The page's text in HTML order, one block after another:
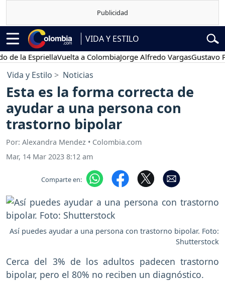
VIDA Y ESTILO
EspriellaVuelta a ColombiaJorge Alfredo VargasGustavo Petro
Vida y Estilo Noticias
Esta es la forma correcta de
ayudar a una persona con
trastorno bipolar
Por: Alexandra Mendez • Colombia.com
Mar, 14 Mar 2023 8:12 am
Comparte en:
Así puedes ayudar a una persona con trastorno bipolar. Foto:
Shutterstock
Cerca del 3% de los adultos padecen trastorno
bipolar, pero el 80% no reciben un diagnóstico.